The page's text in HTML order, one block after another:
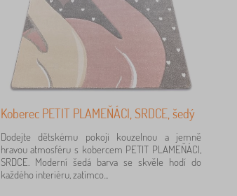
Koberec PETIT PLAMEŇÁCI, SRDCE, šedý
Dodejte dětskému pokoji kouzelnou a jemně
hravou atmosféru s kobercem PETIT PLAMEŇÁCI,
SRDCE. Moderní šedá barva se skvěle hodí do
každého interiéru, zatímco...